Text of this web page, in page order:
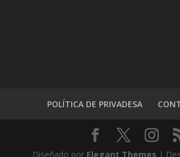
POLÍTICA DE PRIVADESA
Diseñado por Elegant Themes |